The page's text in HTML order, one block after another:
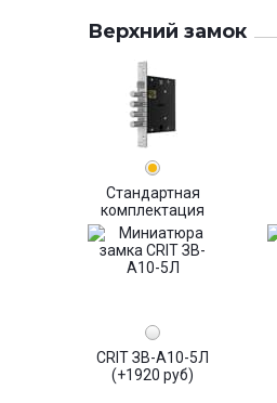
Верхний замок
Стандартная
комплектация
CRIT ЗВ-А10-5Л
(+1920 руб)